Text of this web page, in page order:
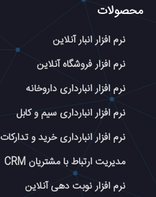
محصولات
نرم افزار انبار آنلاین
نرم افزار فروشگاه آنلاین
نرم افزار انبارداری داروخانه
نرم افزار انبارداری سیم و کابل
نرم افزار انبارداری خرید و تدارکات
مدیریت ارتباط با مشتریان CRM
نرم افزار نوبت دهی آنلاین